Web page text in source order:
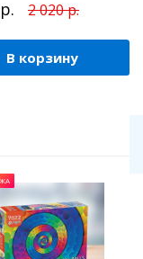
2 020 р.
В корзину